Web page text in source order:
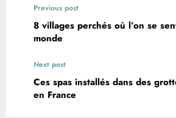
Previous post
8 villages perchés où l’on se
monde
Next post
Ces spas installés dans des
en France